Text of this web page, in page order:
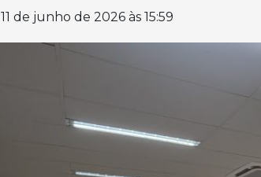
11 de junho de 2026 às 15:59